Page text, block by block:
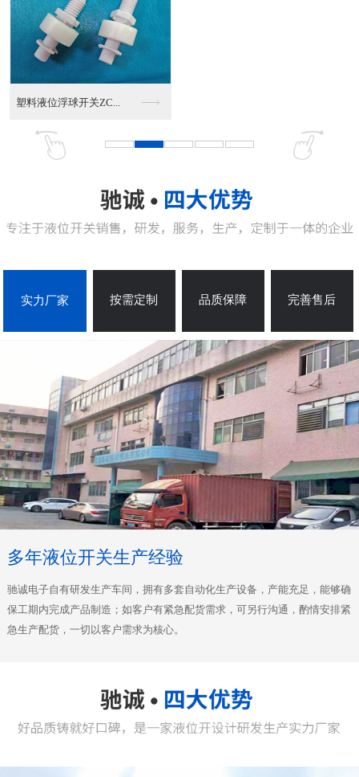
连杆式浮球液位开关
实力厂家 按需定制 品质保障 完善售后
多年液位开关生产经验
驰诚电子自有研发生产车间，拥有多套自动化生产设备，产能充足，能够确
保工期内完成产品制造；如客户有紧急配货需求，可另行沟通，酌情安排紧
急生产配货，一切以客户需求为核心。